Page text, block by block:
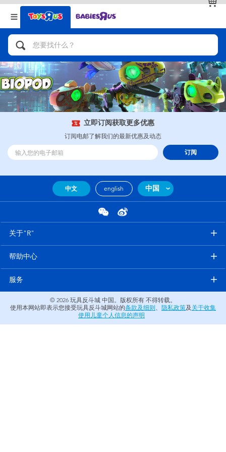
返回
分类目录
人气英雄，角色扮演，射击玩具
自行车，滑板车，骑乘车
拼砌组合及乐高LEGO
玩具车，货车，火车及遥控系列
娃娃，芭比，收藏公仔
游戏及拼图系列
户外及运动产品
返回
品牌
查看全部
立即订阅获取更多优惠
订阅电邮了解我们的最新优惠及动态
订阅
中文 english 中国
关于"R"
帮助中心
服务
© 2026 玩具反斗城 中国。版权所有 不得转载。
使用本网站即表示您接受玩具反斗城网站的条款及细则 、 隐私政策及 关于收集
使用儿童个人信息的声明